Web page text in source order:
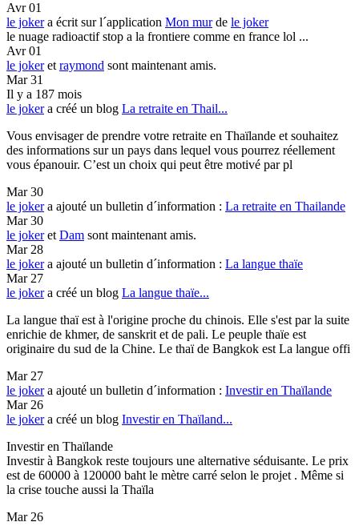
Avr 01
le jokera écrit sur l´application Mon murde le joker
le nuage radioactif stop a la frontiere comme en france lol ...
Avr 01
le jokeret raymond sont maintenant amis.
Mar 31
Il y a 187 mois
le jokera créé un blog La retraite en Thail...
Vous envisager de prendre votre retraite en Thaïlande et souhaitez
des informations sur un pays dans lequel vous pourrez réellement
vous épanouir. C’est un choix qui peut être motivé par pl
Mar 30
le jokera ajouté un bulletin d´information : La retraite en Thailande
Mar 30
le jokeret Dam sont maintenant amis.
Mar 28
le jokera ajouté un bulletin d´information : La langue thaïe
Mar 27
le jokera créé un blog La langue thaïe...
La langue thaï est à l'origine proche du chinois. Elle s'est par la suite
enrichie de khmer, de sanskrit et de pali. Le peuple thaïe est
originaire du sud de la Chine. Le thaï de Bangkok est La langue offi
Mar 27
le jokera ajouté un bulletin d´information : Investir en Thaïlande
Mar 26
le jokera créé un blog Investir en Thaïland...
Investir en Thaïlande
Investir à Bangkok reste toujours une alternative séduisante. Le prix
est de 60000 à 120000 baht le mètre carré selon le projet . Même si
la crise touche aussi la Thaïla
Mar 26